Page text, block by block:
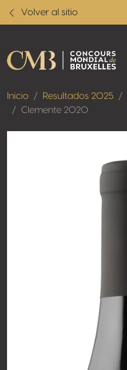
Volver al sitio
Inicio Resultados 2025
Clemente 2020